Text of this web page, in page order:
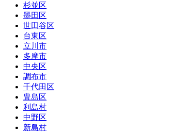
杉並区
墨田区
世田谷区
台東区
立川市
多摩市
中央区
調布市
千代田区
豊島区
利島村
中野区
新島村